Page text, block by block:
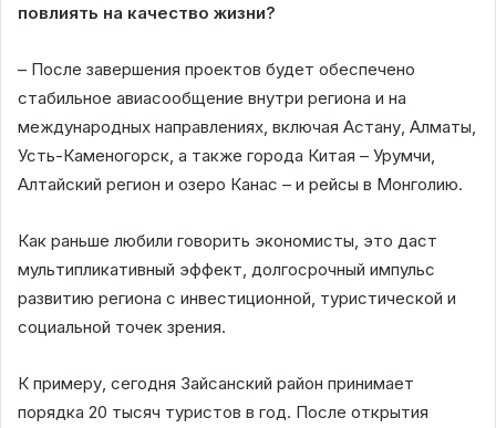
повлиять на качество жизни?
– После завершения проектов будет обеспечено
стабильное авиасообщение внутри региона и на
международных направлениях, включая Астану, Алматы,
Усть-Каменогорск, а также города Китая – Урумчи,
Алтайский регион и озеро Канас – и рейсы в Монголию.
Как раньше любили говорить экономисты, это даст
мультипликативный эффект, долгосрочный импульс
развитию региона с инвестиционной, туристической и
социальной точек зрения.
К примеру, сегодня Зайсанский район принимает
порядка 20 тысяч туристов в год. После открытия